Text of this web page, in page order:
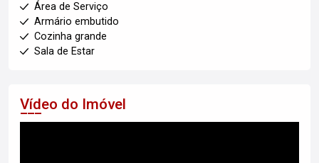
Área de Serviço
Armário embutido
Cozinha grande
Sala de Estar
Vídeo do Imóvel